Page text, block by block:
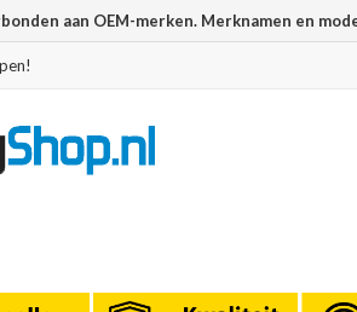
aan OEM-merken. Merknamen en